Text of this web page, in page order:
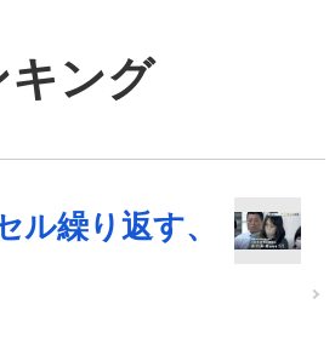
キング
ル繰り返す、